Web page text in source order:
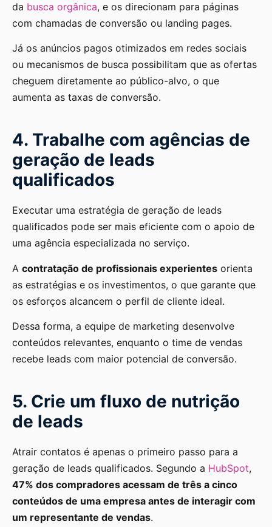
da busca orgânica, e os direcionam para páginas
com chamadas de conversão ou landing pages.
Já os anúncios pagos otimizados em redes sociais
ou mecanismos de busca possibilitam que as ofertas
cheguem diretamente ao público-alvo, o que
aumenta as taxas de conversão.
4. Trabalhe com agências de
geração de leads
qualificados
Executar uma estratégia de geração de leads
qualificados pode ser mais eficiente com o apoio de
uma agência especializada no serviço.
A contratação de profissionais experientes orienta
as estratégias e os investimentos, o que garante que
os esforços alcancem o perfil de cliente ideal.
Dessa forma, a equipe de marketing desenvolve
conteúdos relevantes, enquanto o time de vendas
recebe leads com maior potencial de conversão.
5. Crie um fluxo de nutrição
de leads
Atrair contatos é apenas o primeiro passo para a
geração de leads qualificados. Segundo a HubSpot,
47% dos compradores acessam de três a cinco
conteúdos de uma empresa antes de interagir com
um representante de vendas.